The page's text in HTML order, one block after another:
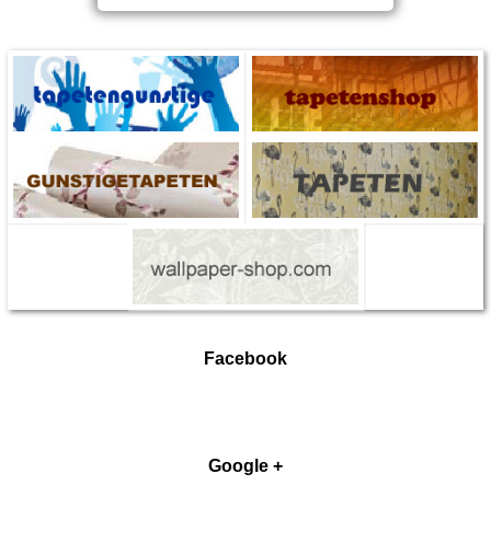
Facebook
Google +